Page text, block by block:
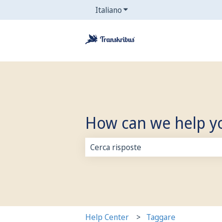
ItalianoMostra sottomenu per le
How can we help
Help Center Taggare